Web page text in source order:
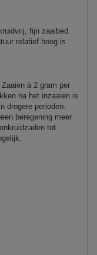
fijn zaaibed.
relatief hoog is
à 2 gram per
na het inzaaien is
drogere perioden.
beregening meer
tot